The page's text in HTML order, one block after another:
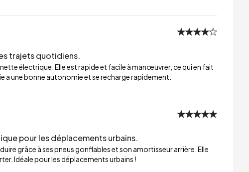
trajets quotidiens.
électrique. Elle est rapide et facile à manœuvrer, ce qui en fait
une bonne autonomie et se recharge rapidement.
pour les déplacements urbains.
grâce à ses pneus gonflables et son amortisseur arrière. Elle
Idéale pour les déplacements urbains !